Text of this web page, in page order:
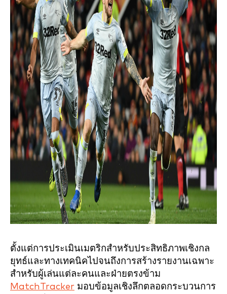
ตั้งแต่การประเมินเมตริกสำหรับประสิทธิภาพเชิงกล
ยุทธ์และทางเทคนิคไปจนถึงการสร้างรายงานเฉพาะ
สำหรับผู้เล่นแต่ละคนและฝ่ายตรงข้าม
MatchTracker มอบข้อมูลเชิงลึกตลอดกระบวนการ